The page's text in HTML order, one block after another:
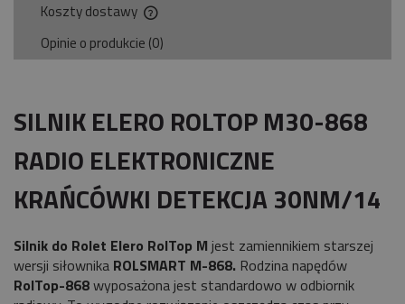
Koszty dostawy
Cena nie zawiera ewentualnych kosztów płatności
Opinie o produkcie (0)
SILNIK ELERO ROLTOP M30-868
RADIO ELEKTRONICZNE
KRAŃCÓWKI DETEKCJA 30NM/14
Silnik do Rolet Elero RolTop M jest zamiennikiem starszej
wersji siłownika ROLSMART M-868. Rodzina napędów
RolTop-868wyposażona jest standardowo w odbiornik